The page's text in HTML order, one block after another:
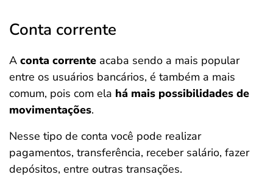
Conta corrente
A conta corrente acaba sendo a mais popular
entre os usuários bancários, é também a mais
comum, pois com ela há mais possibilidades de
movimentações.
Nesse tipo de conta você pode realizar
pagamentos, transferência, receber salário, fazer
depósitos, entre outras transações.